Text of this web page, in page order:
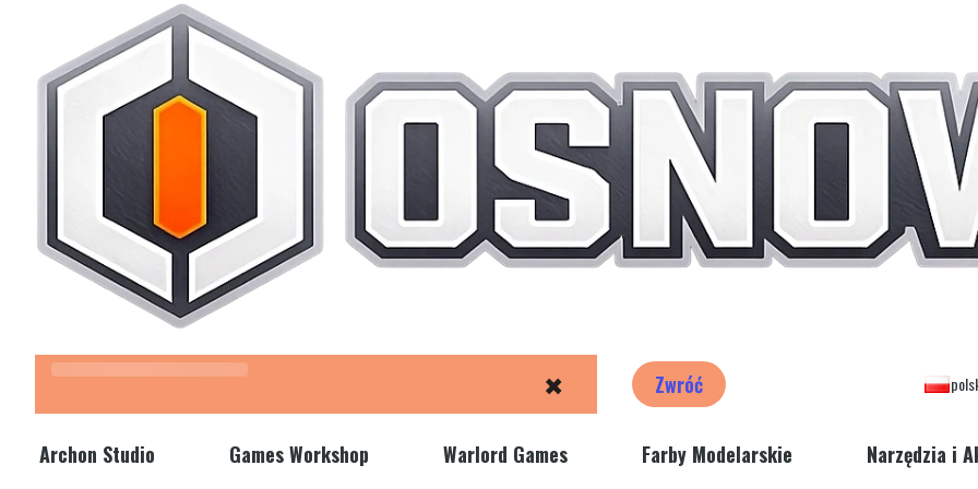
Z kodem "LATO" wpisanym w koszyku otrzymasz 3% rabatu. ✖ Zwróć
Archon Studio Games Workshop Warlord Games Farby Modelarskie Narzędzia i